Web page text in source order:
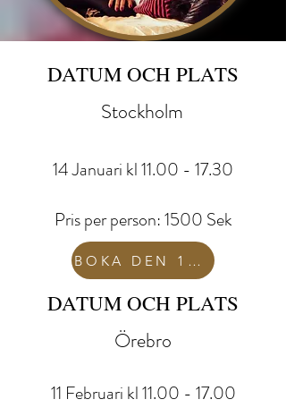
DATUM OCH PLATS
Stockholm
14Januari kl11.00 - 17.30
Pris per person: 1500 Sek
BOKA DEN 14 JANUARI
DATUM OCH PLATS
Örebro
11 Februari kl11.00 - 17.00